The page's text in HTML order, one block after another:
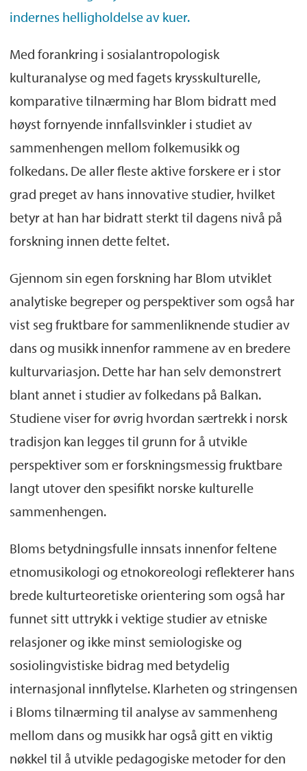
indernes helligholdelse av kuer.
Med forankring i sosialantropologisk
kulturanalyse og med fagets krysskulturelle,
komparative tilnærming har Blom bidratt med
høyst fornyende innfallsvinkler i studiet av
sammenhengen mellom folkemusikk og
folkedans. De aller fleste aktive forskere er i stor
grad preget av hans innovative studier, hvilket
betyr at han har bidratt sterkt til dagens nivå på
forskning innen dette feltet.
Gjennom sin egen forskning har Blom utviklet
analytiske begreper og perspektiver som også har
vist seg fruktbare for sammenliknende studier av
dans og musikk innenfor rammene av en bredere
kulturvariasjon. Dette har han selv demonstrert
blant annet i studier av folkedans på Balkan.
Studiene viser for øvrig hvordan særtrekk i norsk
tradisjon kan legges til grunn for å utvikle
perspektiver som er forskningsmessig fruktbare
langt utover den spesifikt norske kulturelle
sammenhengen.
Bloms betydningsfulle innsats innenfor feltene
etnomusikologi og etnokoreologi reflekterer hans
brede kulturteoretiske orientering som også har
funnet sitt uttrykk i vektige studier av etniske
relasjoner og ikke minst semiologiske og
sosiolingvistiske bidrag med betydelig
internasjonal innflytelse. Klarheten og stringensen
i Bloms tilnærming til analyse av sammenheng
mellom dans og musikk har også gitt en viktig
nøkkel til å utvikle pedagogiske metoder for den